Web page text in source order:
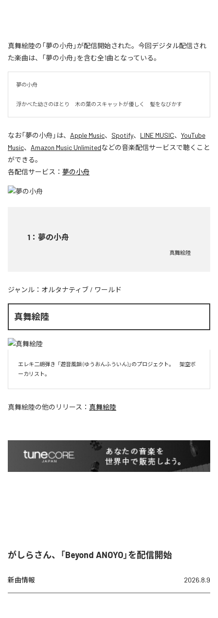
真舞絵陸の「夢の小舟」が配信開始された。今回デジタル配信され
た楽曲は、「夢の小舟」を含む全1曲となっている。
夢の小舟
浮かべた幼さのほとり　木の葉のスキャットが優しく　髪をなびかす
なお「夢の小舟」は、 Apple Music、 Spotify、 LINE MUSIC、 YouTube
Music、 Amazon Music Unlimitedなどの音楽配信サービスで聴くこと
ができる。
各配信サービス： 夢の小舟
1 ： 夢の小舟
真舞絵陸
ジャンル： オルタナティブ / ワールド
真舞絵陸
エレキ二胡弾き  「遊音風韻 (ゆうおんふういん)」のプロジェクト。　架空ボ
ーカリスト。
真舞絵陸の他のリリース： 真舞絵陸
がしらさん、「Beyond ANOYO」を配信開始
新曲情報 2026.8.9